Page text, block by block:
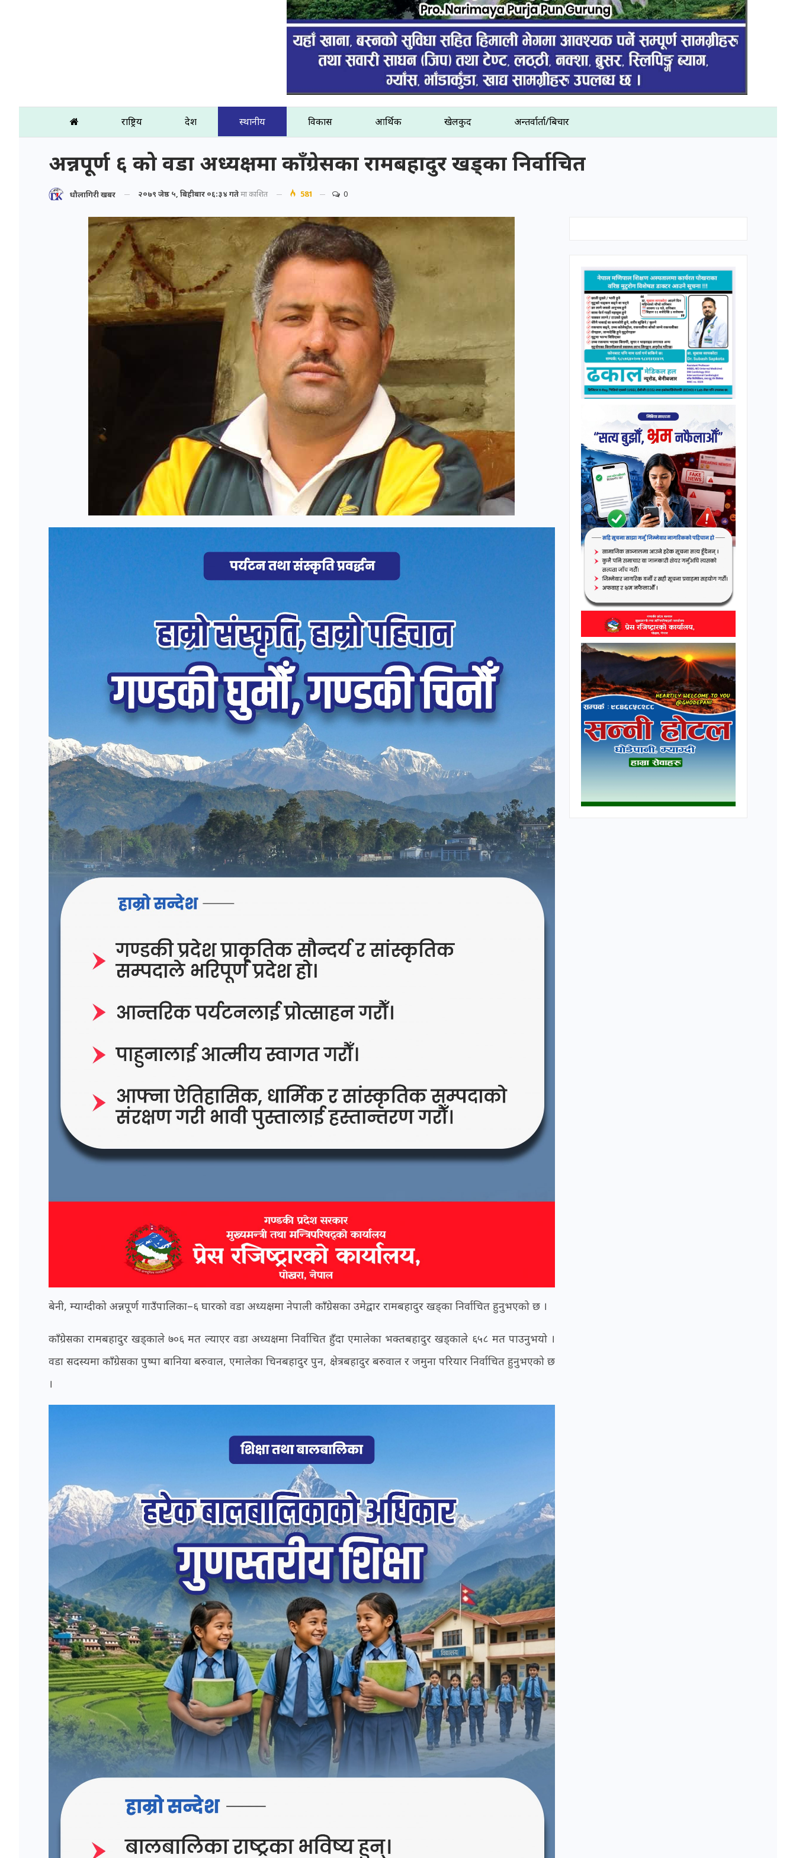
राष्ट्रिय प्रदेश स्थानीय विकास आर्थिक खेलकुद अन्तर्वार्ता/बिचार
अन्नपूर्ण ६ को वडा अध्यक्षमा काँग्रेसका रामबहादुर खड्का निर्वाचित
धौलागिरी खबर २०७९ जेष्ठ ५, बिहीबार ०६:३४ गतेमा प्रकाशित 581 0
बेनी, म्याग्दीको अन्नपूर्ण गाउँपालिका–६ घारको वडा अध्यक्षमा नेपाली काँग्रेसका उमेद्वार रामबहादुर खड्का निर्वाचित हुनुभएको छ ।
काँग्रेसका रामबहादुर खड्काले ७०६ मत ल्याएर वडा अध्यक्षमा निर्वाचित हुँदा एमालेका भक्तबहादुर खड्काले ६५८ मत पाउनुभयो ।
वडा सदस्यमा काँग्रेसका पुष्पा बानिया बरुवाल, एमालेका चिनबहादुर पुन, क्षेत्रबहादुर बरुवाल र जमुना परियार निर्वाचित हुनुभएको छ
।